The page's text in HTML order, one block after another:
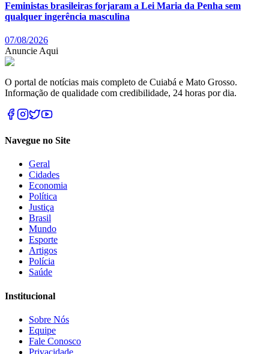
Feministas brasileiras forjaram a Lei Maria da Penha sem
qualquer ingerência masculina
07/08/2026
Anuncie Aqui
O portal de notícias mais completo de Cuiabá e Mato Grosso.
Informação de qualidade com credibilidade, 24 horas por dia.
Navegue no Site
Geral
Cidades
Economia
Política
Justiça
Brasil
Mundo
Esporte
Artigos
Polícia
Saúde
Institucional
Sobre Nós
Equipe
Fale Conosco
Privacidade